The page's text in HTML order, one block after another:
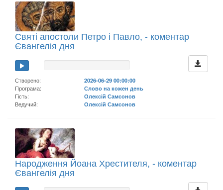
Святі апостоли Петро і Павло, - коментар
Євангелія дня
Створено:
2026-06-29 00:00:00
Програма:
Слово на кожен день
Гість:
Олексій Самсонов
Ведучий:
Олексій Самсонов
Народження Йоана Хрестителя, - коментар
Євангелія дня